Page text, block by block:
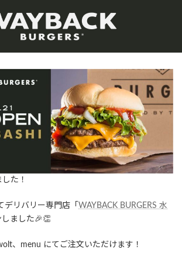
た！
デリバリー専門店「 WAYBACK BURGERS 水
しました🎉👏
、menu にてご注文いただけます！